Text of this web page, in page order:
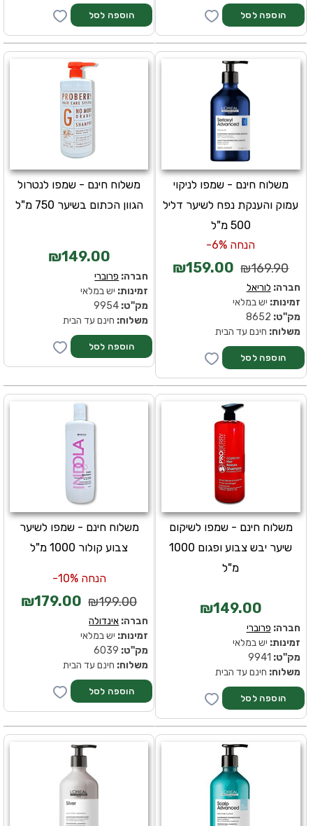
משלוח חינם - שמפו לנטרול
הגוון הכתום בשיער 750 מ"ל
₪149.00
חברה: פרוברי
זמינות: יש במלאי
מק''ט:
משלוח: חינם עד הבית
משלוח חינם - שמפו לניקוי
עמוק והענקת נפח לשיער דליל
500 מ"ל
הנחה 6%-
₪169.90
₪159.00
חברה: לוריאל
זמינות: יש במלאי
מק''ט:
משלוח: חינם עד הבית
משלוח חינם - שמפו לשיער
צבוע קולור 1000 מ"ל
הנחה 10%-
₪199.00
₪179.00
חברה: אינדולה
זמינות: יש במלאי
מק''ט:
משלוח: חינם עד הבית
משלוח חינם - שמפו לשיקום
שיער יבש צבוע ופגום 1000
מ"ל
₪149.00
חברה: פרוברי
זמינות: יש במלאי
מק''ט:
משלוח: חינם עד הבית